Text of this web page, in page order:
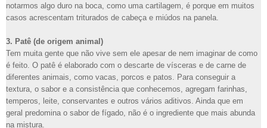
notarmos algo duro na boca, como uma cartilagem, é porque em muitos
casos acrescentam triturados de cabeça e miúdos na panela.
3. Patê (de origem animal)
Tem muita gente que não vive sem ele apesar de nem imaginar de como
é feito. O patê é elaborado com o descarte de vísceras e de carne de
diferentes animais, como vacas, porcos e patos. Para conseguir a
textura, o sabor e a consistência que conhecemos, agregam farinhas,
temperos, leite, conservantes e outros vários aditivos. Ainda que em
geral predomina o sabor de fígado, não é o ingrediente que mais abunda
na mistura.